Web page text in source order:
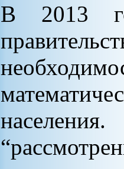
В 2013